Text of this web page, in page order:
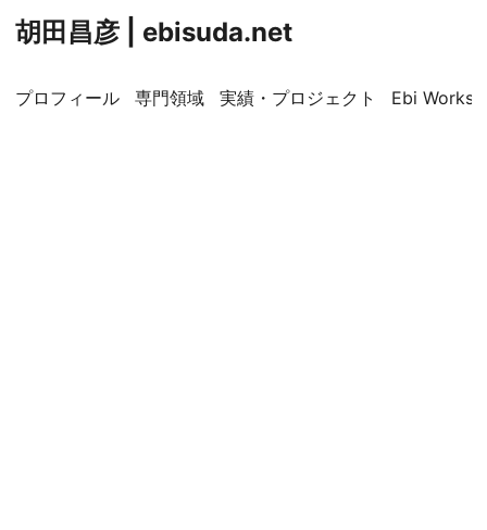
胡田昌彦 | ebisuda.net
プロフィール 専門領域 実績・プロジェクト Ebi